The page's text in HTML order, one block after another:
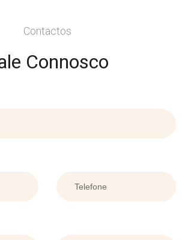
Contactos
Connosco